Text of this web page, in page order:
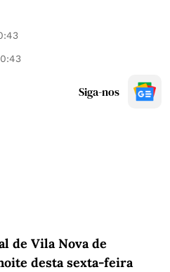
Siga-nos
de Vila Nova de
desta sexta-feira